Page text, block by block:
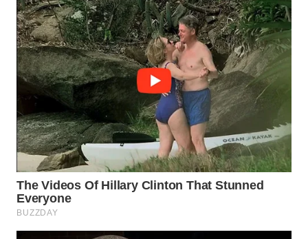
SERDANG
WN
TEBING
TINGGI
WN
PAKPAK
WN
KARAWANG
WN